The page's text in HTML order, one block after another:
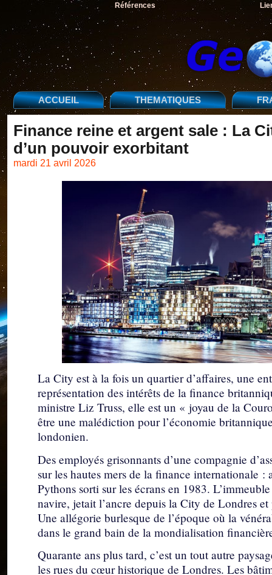
Références
ACCUEIL THEMATIQUES
Finance reine et argent sale : La
d’un pouvoir exorbitant
mardi 21 avril 2026
La City est à la fois un quartier d’affaires, une
représentation des intérêts de la finance
ministre Liz Truss, elle est un « joyau de la
être une malédiction pour l’économie
londonien.
Des employés grisonnants d’une compagnie
sur les hautes mers de la finance internationale
Pythons sorti sur les écrans en 1983.
navire, jetait l’ancre depuis la City de Londres
Une allégorie burlesque de l’époque où la
dans le grand bain de la mondialisation
Quarante ans plus tard, c’est un tout autre
les rues du cœur historique de Londres. Les